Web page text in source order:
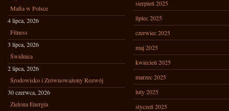
Mafia w Polsce
4 lipca, 2026
Fitness
3 lipca, 2026
Świdnica
2 lipca, 2026
Środowisko i Zrównoważony Rozwój
30 czerwca, 2026
Zielona Energia
sierpień 2025
lipiec 2025
czerwiec 2025
maj 2025
kwiecień 2025
marzec 2025
luty 2025
styczeń 2025